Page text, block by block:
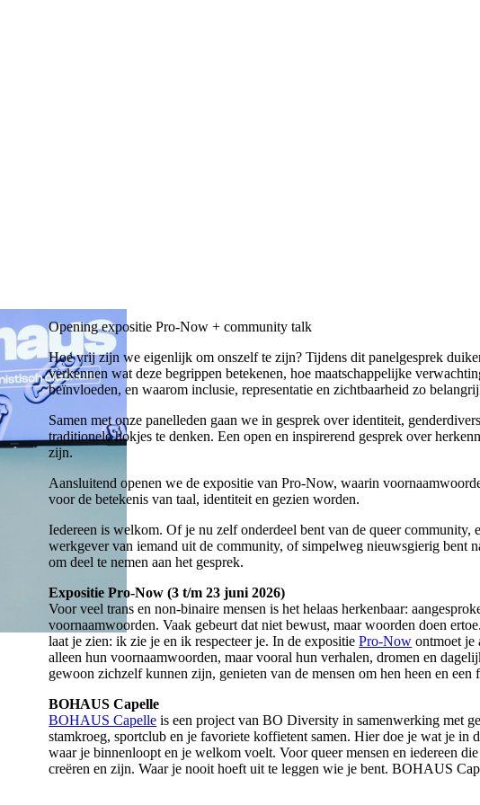
Opening expositie Pro-Now + community talk
Hoe vrij zijn we eigenlijk om onszelf te zijn? Tijdens dit panelgesprek
verkennen wat deze begrippen betekenen, hoe maatschappelijke
beïnvloeden, en waarom inclusie, representatie en zichtbaarheid zo
Samen met onze panelleden gaan we in gesprek over identiteit,
traditionele hokjes te denken. Een open en inspirerend gesprek over
zijn.
Aansluitend openen we de expositie van Pro-Now, waarin
voor de betekenis van taal, identiteit en gezien worden.
Iedereen is welkom. Of je nu zelf onderdeel bent van de queer
werkgever van iemand uit de community, of simpelweg nieuwsgierig bent
om deel te nemen aan het gesprek.
Expositie Pro-Now (3 t/m 23 juni 2026)
Voor veel trans en non-binaire mensen is het helaas herkenbaar:
voornaamwoorden. Vaak gebeurt dat niet bewust, maar woorden doen
laat je zien: ik zie je en ik respecteer je. In de expositiePro-Now ontmoet je
alleen hun voornaamwoorden, maar vooral hun verhalen, dromen en
gewoon zichzelf kunnen zijn, genieten van de mensen om hen heen en
BOHAUS Capelle
BOHAUS Capelle is een project van BO Diversity in samenwerking met
stamkroeg, sportclub en je favoriete koffietent samen. Hier doe je wat je in
waar je binnenloopt en je welkom voelt. Voor queer mensen en iedereen
creëren en zijn. Waar je nooit hoeft uit te leggen wie je bent. BOHAUS